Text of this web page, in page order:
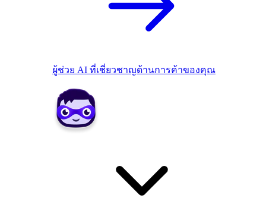
ผู้ช่วย AI ที่เชี่ยวชาญด้านการค้าของคุณ